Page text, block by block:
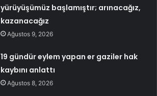
yürüyüşümüz başlamıştır; arınacağız,
kazanacağız
Ağustos 9, 2026
19 gündür eylem yapan er gaziler hak
kaybını anlattı
Ağustos 8, 2026